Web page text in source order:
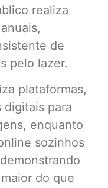
realiza
de
pelo lazer.
plataformas,
digitais para
enquanto
sozinhos
do que